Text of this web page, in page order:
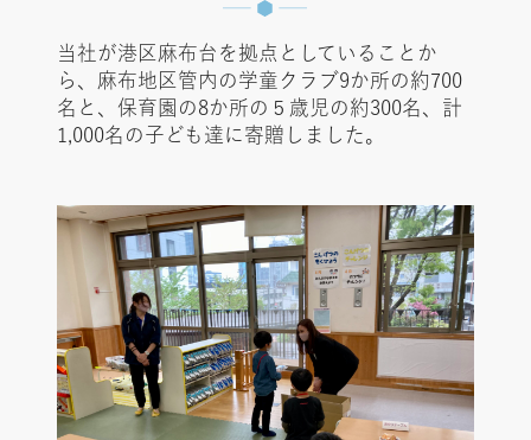
当社が港区麻布台を拠点としていることか
ら、麻布地区管内の学童クラブ9か所の約700
名と、保育園の8か所の５歳児の約300名、計
1,000名の子ども達に寄贈しました。